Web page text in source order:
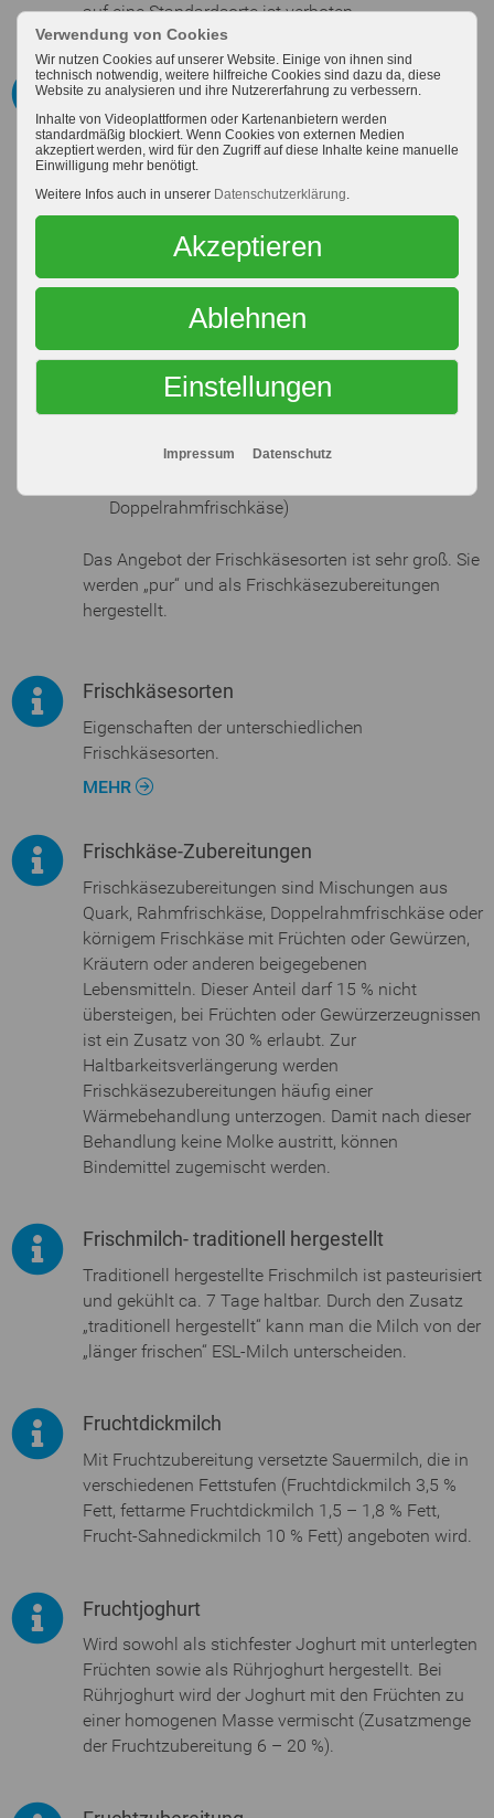
auf eine Standardsorte ist verboten.
Frischkäse
Frischkäse ist Käse in seiner Urform. Die Milch wird
eingedickt, der Bruch von der Molke getrennt und
ausgeformt. Frischkäse sind frisch hergestellte
ungereifte Erzeugnisse, die unmittelbar nach der
Herstellung für den baldigen Verbrauch bestimmt
Ihrem Gefüge entsprechend unterscheidet man bei
(Speisequark)
Frischkäse mit zartfestem Gefüge (Schichtkäse)
weichkörniger Käse (körniger Frischkäse)
Doppelrahmfrischkäse)
Das Angebot der Frischkäsesorten ist sehr groß. Sie
werden „pur“ und als Frischkäsezubereitungen
hergestellt.
Frischkäsesorten
Eigenschaften der unterschiedlichen
Frischkäsesorten.
MEHR
Frischkäse-Zubereitungen
Frischkäsezubereitungen sind Mischungen aus
Quark, Rahmfrischkäse, Doppelrahmfrischkäse oder
körnigem Frischkäse mit Früchten oder Gewürzen,
Kräutern oder anderen beigegebenen
Lebensmitteln. Dieser Anteil darf 15 % nicht
übersteigen, bei Früchten oder Gewürzerzeugnissen
ist ein Zusatz von 30 % erlaubt. Zur
Haltbarkeitsverlängerung werden
Frischkäsezubereitungen häufig einer
Wärmebehandlung unterzogen. Damit nach dieser
Behandlung keine Molke austritt, können
Bindemittel zugemischt werden.
Frischmilch- traditionell hergestellt
Traditionell hergestellte Frischmilch ist pasteurisiert
und gekühlt ca. 7 Tage haltbar. Durch den Zusatz
„traditionell hergestellt“ kann man die Milch von der
„länger frischen“ ESL-Milch unterscheiden.
Fruchtdickmilch
Mit Fruchtzubereitung versetzte Sauermilch, die in
verschiedenen Fettstufen (Fruchtdickmilch 3,5 %
Fett, fettarme Fruchtdickmilch 1,5 – 1,8 % Fett,
Frucht-Sahnedickmilch 10 % Fett) angeboten wird.
Fruchtjoghurt
Wird sowohl als stichfester Joghurt mit unterlegten
Früchten sowie als Rührjoghurt hergestellt. Bei
Rührjoghurt wird der Joghurt mit den Früchten zu
einer homogenen Masse vermischt (Zusatzmenge
der Fruchtzubereitung 6 – 20 %).
Verwendung von Cookies
Wir nutzen Cookies auf unserer Website. Einige von ihnen sind
technisch notwendig, weitere hilfreiche Cookies sind dazu da, diese
Website zu analysieren und ihre Nutzererfahrung zu verbessern.
Inhalte von Videoplattformen oder Kartenanbietern werden
standardmäßig blockiert. Wenn Cookies von externen Medien
akzeptiert werden, wird für den Zugriff auf diese Inhalte keine manuelle
Einwilligung mehr benötigt.
Weitere Infos auch in unserer Datenschutzerklärung.
Impressum Datenschutz
Einstellungen
Ablehnen
Akzeptieren